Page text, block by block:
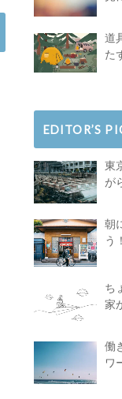
道
た
EDITOR’S
東
が
朝
う
ち
家
働
ワ